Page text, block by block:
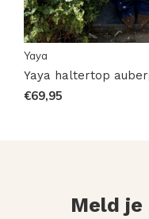
Yaya
Yaya haltertop
€69,95
Meld je